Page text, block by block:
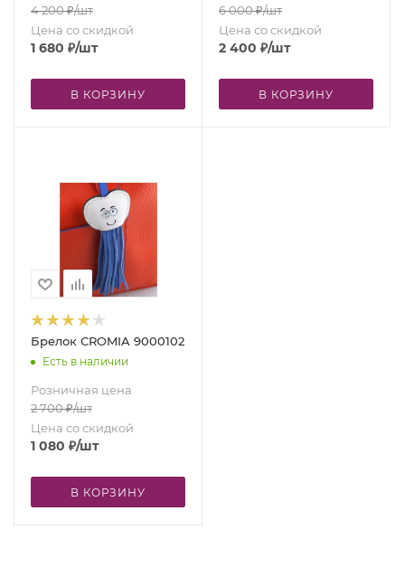
4 200₽/шт
Цена со скидкой
1 680 ₽/шт
В КОРЗИНУ
6 000₽/шт
Цена со скидкой
2 400 ₽/шт
В КОРЗИНУ
Брелок CROMIA 9000102
Есть в наличии
Розничная цена
2 700₽/шт
Цена со скидкой
1 080 ₽/шт
В КОРЗИНУ